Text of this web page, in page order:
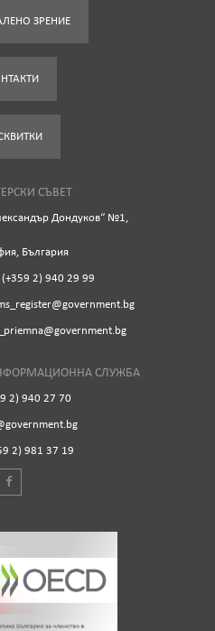
ЗРЕНИЕ
СЪВЕТ
Дондуков“ №1,
България
(+359 2) 940 29 99
СЛУЖБА
2) 940 27 70
2) 981 37 19